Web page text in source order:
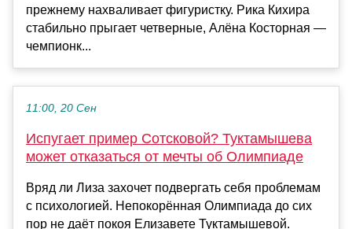
прежнему нахваливает фигуристку. Рика Кихира
стабильно прыгает четверные, Алёна Косторная —
чемпионк...
11:00, 20 Сен
Испугает пример Сотсковой? Туктамышева
может отказаться от мечты об Олимпиаде
Вряд ли Лиза захочет подвергать себя проблемам
с психологией. Непокорённая Олимпиада до сих
пор не даёт покоя Елизавете Туктамышевой.